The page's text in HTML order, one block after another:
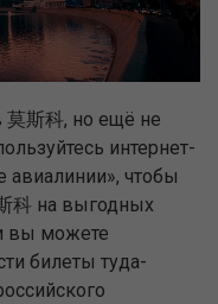
莫斯科, но ещё не
интернет-
авиалинии», чтобы
科 на выгодных
вы можете
билеты туда-